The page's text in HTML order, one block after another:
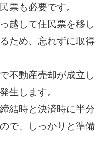
票も必要です。
越して住民票を移し
ため、忘れずに取得
不動産売却が成立し
生します。
結時と決済時に半分
で、しっかりと準備